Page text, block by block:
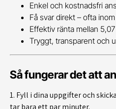
Enkel och kostnadsfri
Få svar direkt – ofta
Effektiv ränta mellan
Tryggt, transparent och
Så fungerar det att
1. Fyll i dina uppgifter och